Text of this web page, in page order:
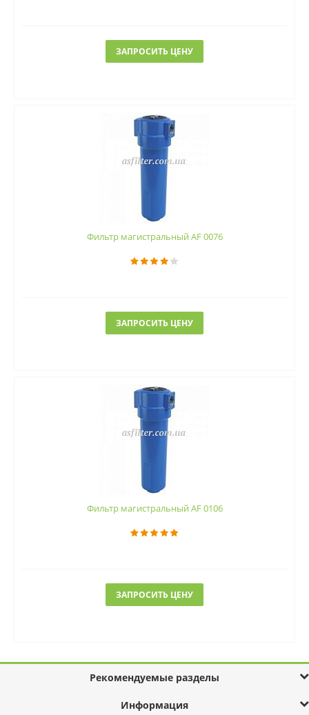
ЗАПРОСИТЬ ЦЕНУ
Фильтр магистральный AF 0076
ЗАПРОСИТЬ ЦЕНУ
Фильтр магистральный AF 0106
ЗАПРОСИТЬ ЦЕНУ
Рекомендуемые разделы
Информация